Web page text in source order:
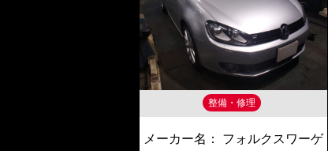
整備・修理
メーカー名： フォルクスワーゲ